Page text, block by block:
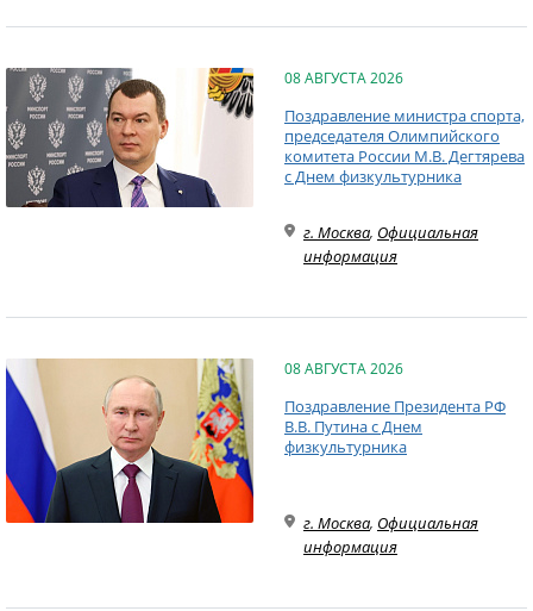
08 АВГУСТА 2026
Поздравление министра спорта,
председателя Олимпийского
комитета России М.В. Дегтярева
с Днем физкультурника
г. Москва, Официальная
информация
08 АВГУСТА 2026
Поздравление Президента РФ
В.В. Путина с Днем
физкультурника
г. Москва, Официальная
информация